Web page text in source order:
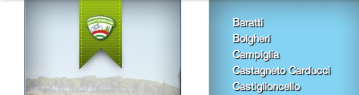
Baratti
Bolgheri
Campiglia
Castagneto Carducci
Castiglioncello